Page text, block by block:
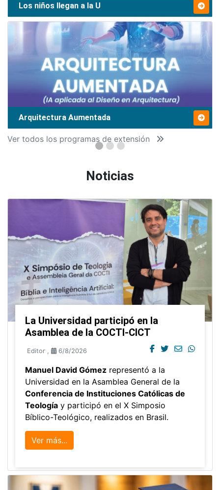
Los niños llegan a la U
Arquitectura Aumentada
Ver todos los programas de extensión
Noticias
La Universidad participó en la
Asamblea de la COCTI-CICT
Editor , 6/8/2026
Manuel David Gómez representó a la
Universidad en la Asamblea General de la
Conferencia de Instituciones Católicas de
Teología y participó en el X Simposio
Bíblico-Teológico, realizados en Brasil.
Ver más...